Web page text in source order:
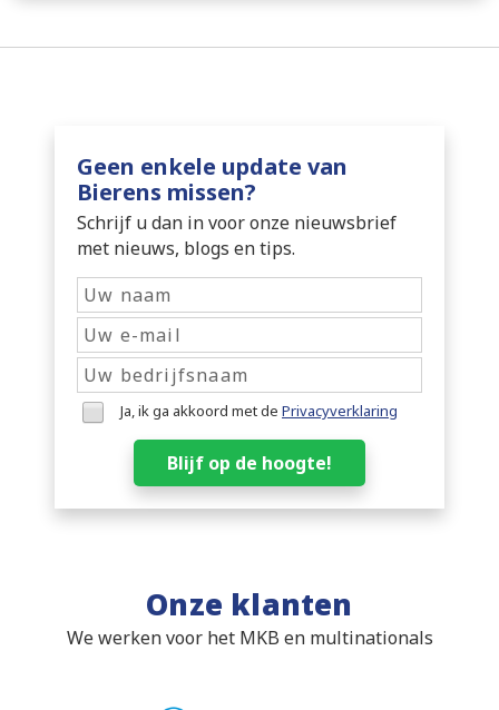
Geen enkele update van
Bierens missen?
Schrijf u dan in voor onze nieuwsbrief
met nieuws, blogs en tips.
Ja, ik ga akkoord met de Privacyverklaring
Blijf op de hoogte!
Onze klanten
We werken voor het MKB en multinationals